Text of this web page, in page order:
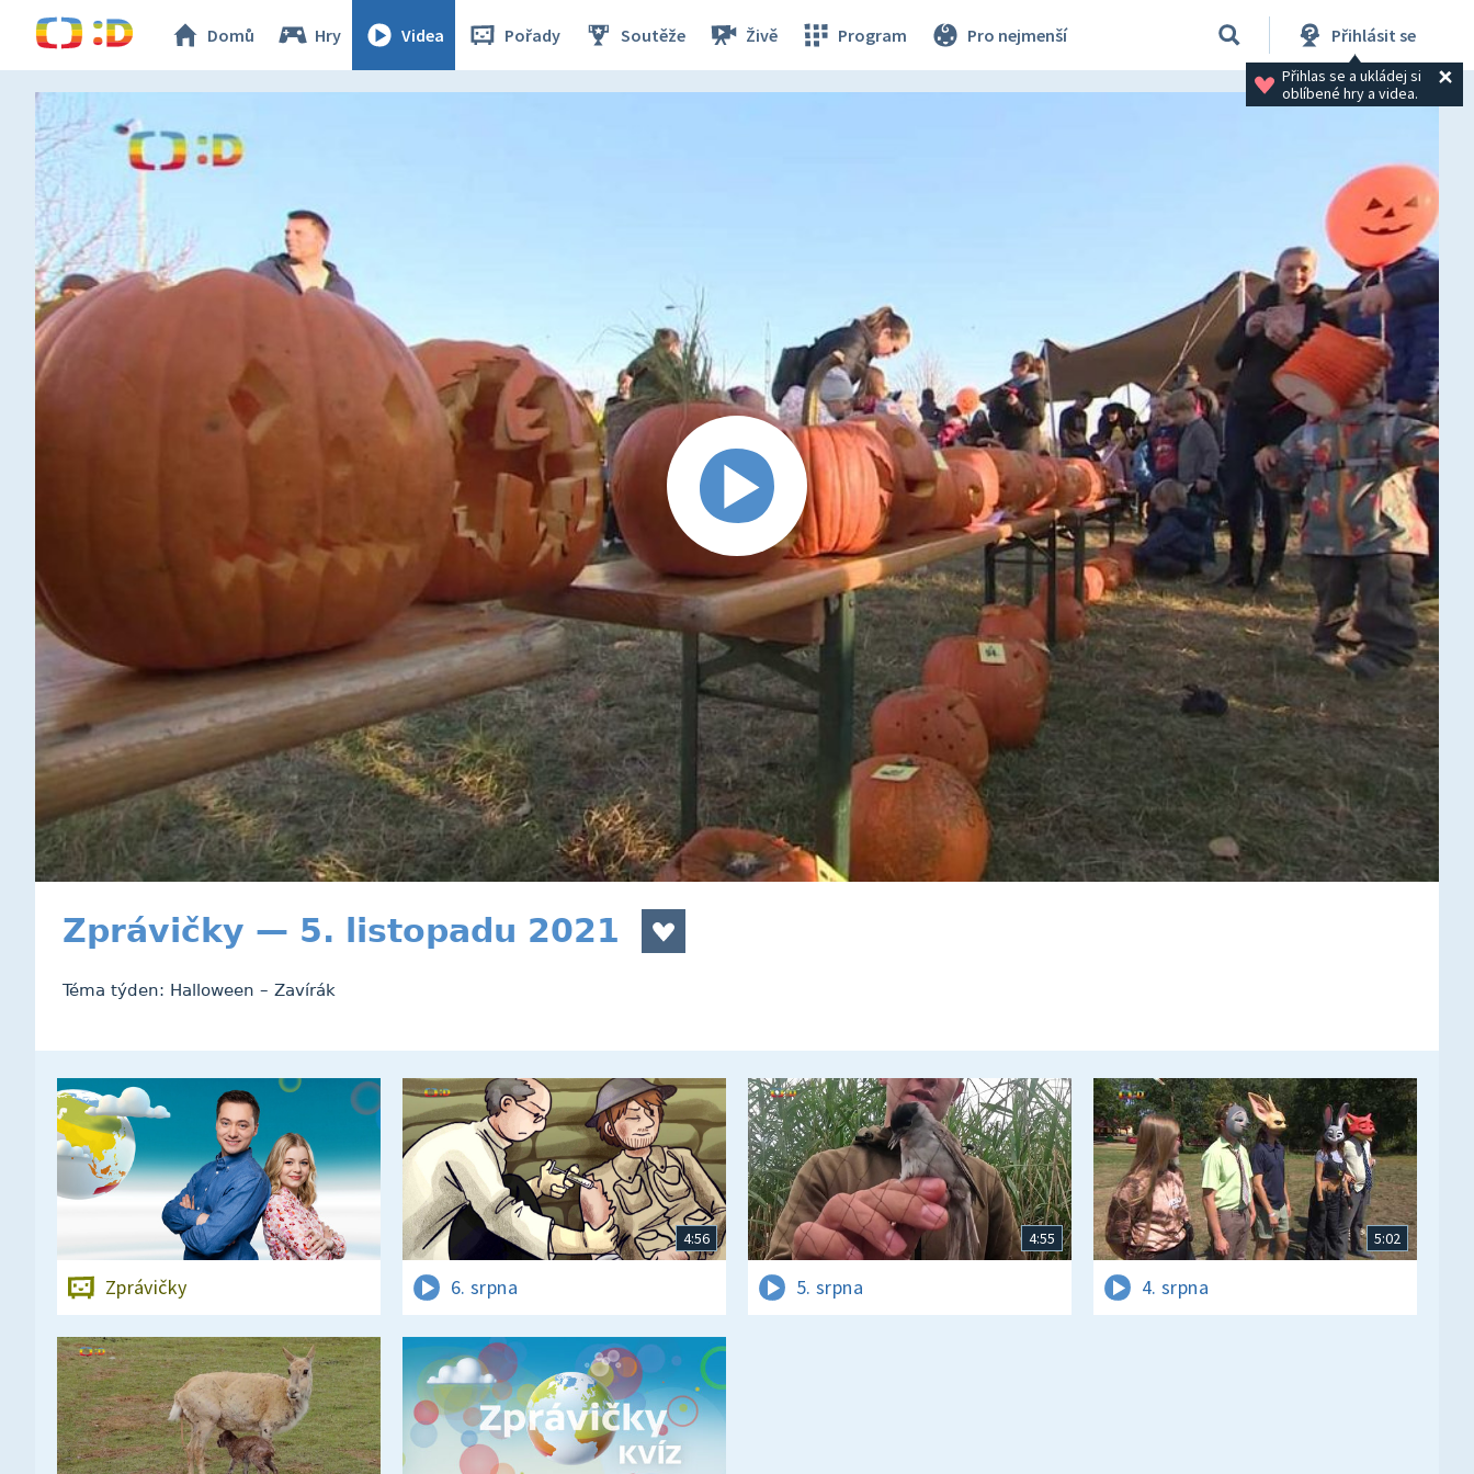
Domů Hry Videa Pořady Soutěže Živě Program Pro nejmenší Přihlásit se
Přihlas se a ukládej si
oblíbené hry a videa.
Zprávičky — 5. listopadu 2021
Téma týden: Halloween – Zavírák
Zprávičky
4:56
6. srpna
4:55
5. srpna
5:02
4. srpna